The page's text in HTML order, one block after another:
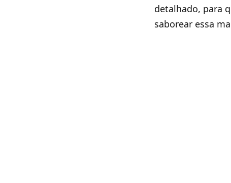
detalhado, para
saborear essa